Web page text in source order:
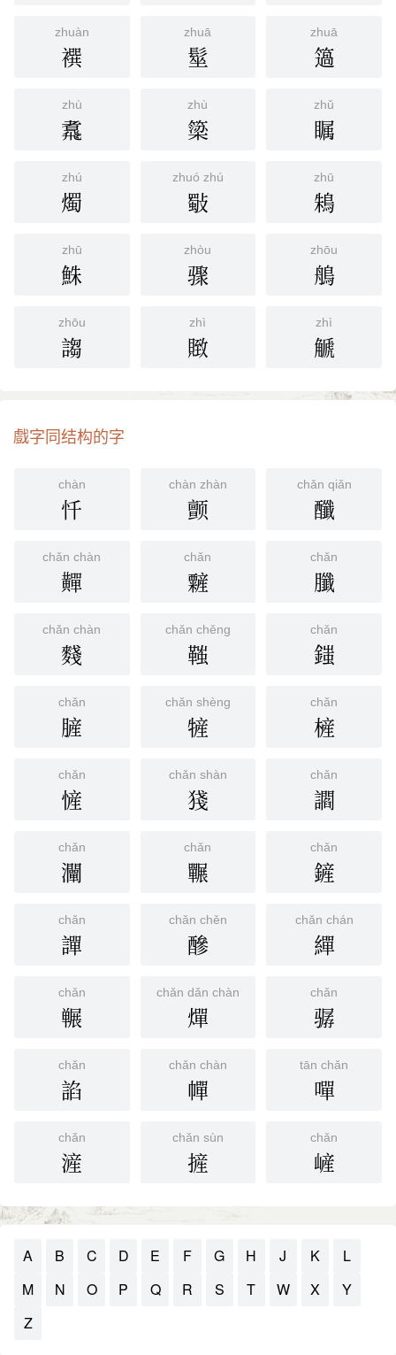
zhuàn
襈
zhuā
髽
zhuā
簻
zhù
䬡
zhù
簗
zhǔ
瞩
zhú
燭
zhuó zhú
斀
zhū
鴸
zhū
鮢
zhòu
骤
zhōu
鵃
zhōu
謅
zhì
䞃
zhì
䚦
戲字同结构的字
chàn
忏
chàn zhàn
颤
chǎn qiǎn
䤘
chǎn chàn
䵐
chǎn
䊲
chǎn
䑎
chǎn chàn
䴼
chǎn chěng
䩶
chǎn
䥀
chǎn
䐮
chǎn shèng
㹌
chǎn
㯆
chǎn
㦃
chǎn shàn
㹽
chǎn
讇
chǎn
灛
chǎn
囅
chǎn
鏟
chǎn
譂
chǎn chěn
醦
chǎn chán
繟
chǎn
冁
chǎn dǎn chàn
燀
chǎn
骣
chǎn
諂
chǎn chàn
幝
tān chǎn
嘽
chǎn
滻
chǎn sùn
摌
chǎn
嵼
A B C D E F G H J K
L
M
N O P Q R S T W X
Y
Z